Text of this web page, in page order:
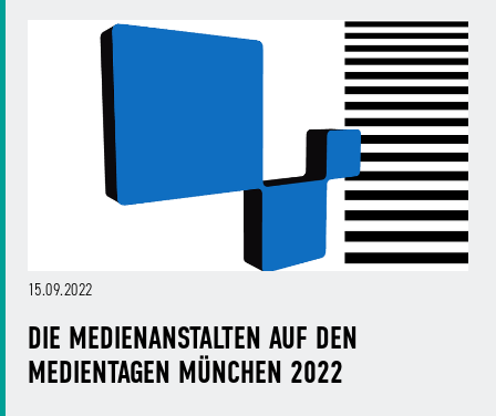
15.09.2022
DIE MEDIENANSTALTEN AUF DEN
MEDIENTAGEN MÜNCHEN 2022